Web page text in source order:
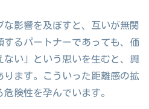
影響を及ぼすと、互いが無関
するパートナーであっても、価
ない」という思いを生むと、興
ります。こういった距離感の拡
険性を孕んでいます。